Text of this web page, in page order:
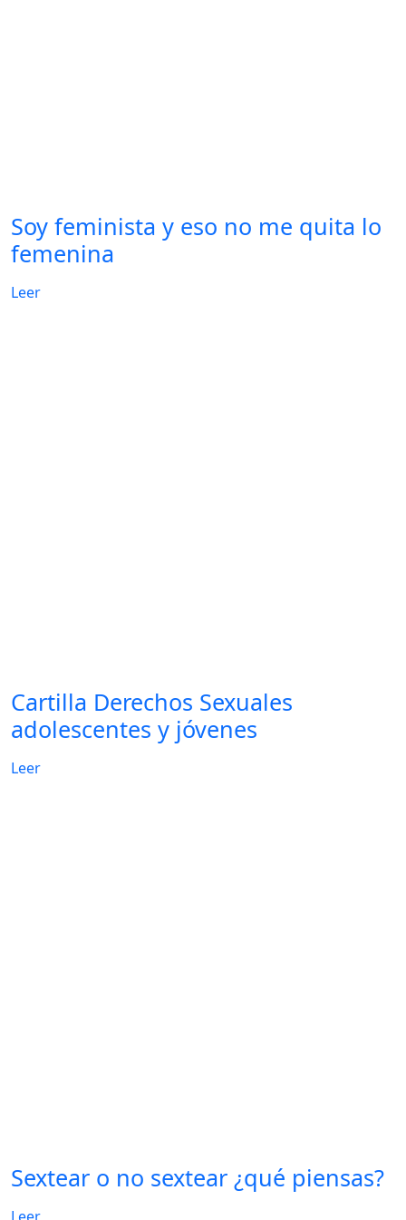
Soy feminista y eso no me quita lo
femenina
Leer
Cartilla Derechos Sexuales
adolescentes y jóvenes
Leer
Sextear o no sextear ¿qué piensas?